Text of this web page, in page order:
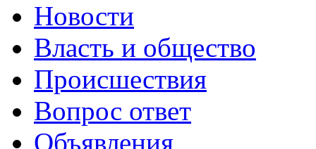
Новости
Власть и общество
Происшествия
Вопрос ответ
Объявления